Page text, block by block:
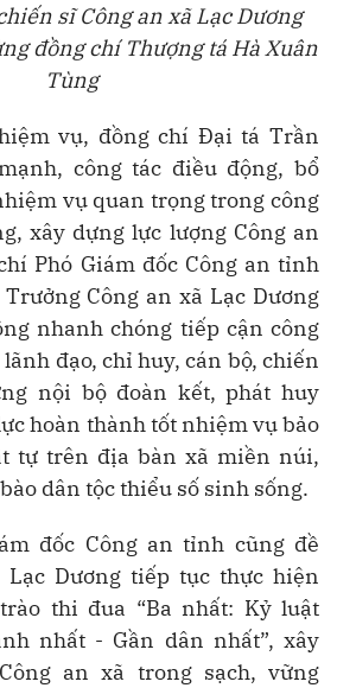
sĩ Công an xã Lạc Dương
đồng chí Thượng tá Hà Xuân
Tùng
vụ, đồng chí Đại tá Trần
công tác điều động, bổ
vụ quan trọng trong công
xây dựng lực lượng Công an
Phó Giám đốc Công an tỉnh
Công an xã Lạc Dương
nhanh chóng tiếp cận công
đạo, chỉ huy, cán bộ, chiến
nội bộ đoàn kết, phát huy
hoàn thành tốt nhiệm vụ bảo
tự trên địa bàn xã miền núi,
dân tộc thiểu số sinh sống.
đốc Công an tỉnh cũng đề
Dương tiếp tục thực hiện
thi đua “Ba nhất: Kỷ luật
nhất - Gần dân nhất”, xây
an xã trong sạch, vững